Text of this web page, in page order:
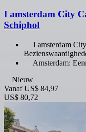
I amsterdam City
Schiphol
I amsterdam
Amsterdam:
Nieuw
Vanaf US$ 84,97
US$ 80,72